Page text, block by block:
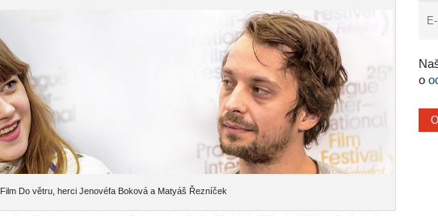
o
Film Do větru, herci Jenovéfa Boková a Matyáš Řezníček